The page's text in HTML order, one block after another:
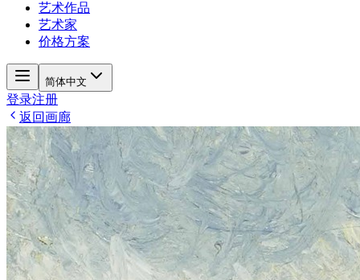
艺术作品
艺术家
价格方案
简体中文
登录注册
返回画廊